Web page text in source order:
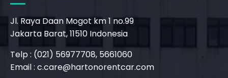
Jl. Raya Daan Mogot km 1 no.99
Jakarta Barat, 11510 Indonesia
Telp : (021) 56977708, 5661060
Email : c.care@hartonorentcar.com